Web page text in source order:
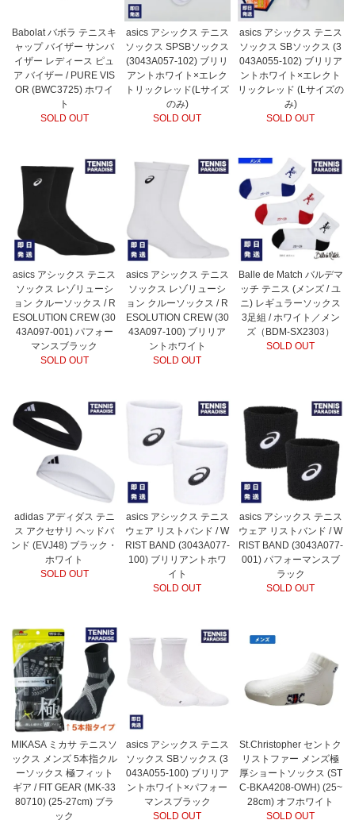
Babolat バボラ テニスキ
ャップ バイザー サンバ
イザー レディース ピュ
ア バイザー / PURE VIS
OR (BWC3725) ホワイ
ト
SOLD OUT
asics アシックス テニス
ソックス SPSBソックス
(3043A057-102) ブリリ
アントホワイト×エレク
トリックレッド(Lサイズ
のみ)
SOLD OUT
asics アシックス テニス
ソックス SBソックス (3
043A055-102) ブリリア
ントホワイト×エレクト
リックレッド (Lサイズの
み)
SOLD OUT
asics アシックス テニス
ソックス レゾリューシ
ョン クルーソックス / R
ESOLUTION CREW (30
43A097-001) パフォー
マンスブラック
SOLD OUT
asics アシックス テニス
ソックス レゾリューシ
ョン クルーソックス / R
ESOLUTION CREW (30
43A097-100) ブリリア
ントホワイト
SOLD OUT
Balle de Match バルデマ
ッチ テニス (メンズ / ユ
ニ) レギュラーソックス
3足組 / ホワイト／メン
ズ（BDM-SX2303）
SOLD OUT
adidas アディダス テニ
ス アクセサリ ヘッドバ
ンド (EVJ48) ブラック・
ホワイト
SOLD OUT
asics アシックス テニス
ウェア リストバンド / W
RIST BAND (3043A077-
100) ブリリアントホワ
イト
SOLD OUT
asics アシックス テニス
ウェア リストバンド / W
RIST BAND (3043A077-
001) パフォーマンスブ
ラック
SOLD OUT
MIKASA ミカサ テニスソ
ックス メンズ 5本指クル
ーソックス 極フィット
ギア / FIT GEAR (MK-33
80710) (25-27cm) ブラ
ック
asics アシックス テニス
ソックス SBソックス (3
043A055-100) ブリリア
ントホワイト×パフォー
マンスブラック
SOLD OUT
St.Christopher セントク
リストファー メンズ極
厚ショートソックス (ST
C-BKA4208-OWH) (25~
28cm) オフホワイト
SOLD OUT